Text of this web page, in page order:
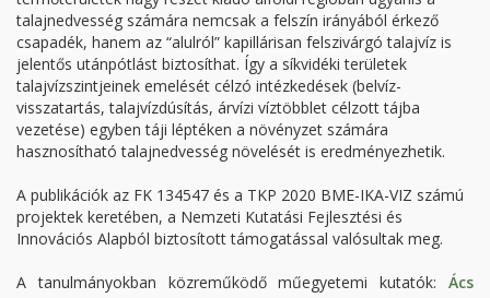
talajnedvesség számára nemcsak a felszín irányából érkező
csapadék, hanem az “alulról” kapillárisan felszivárgó talajvíz is
jelentős utánpótlást biztosíthat. Így a síkvidéki területek
talajvízszintjeinek emelését célzó intézkedések (belvíz-
visszatartás, talajvízdúsítás, árvízi víztöbblet célzott tájba
vezetése) egyben táji léptéken a növényzet számára
hasznosítható talajnedvesség növelését is eredményezhetik.
A publikációk az FK 134547 és a TKP 2020 BME-IKA-VIZ számú
projektek keretében, a Nemzeti Kutatási Fejlesztési és
Innovációs Alapból biztosított támogatással valósultak meg.
A tanulmányokban közreműködő műegyetemi kutatók: Ács